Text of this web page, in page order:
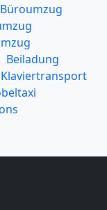
Büroumzug
Beiladung
Klaviertransport